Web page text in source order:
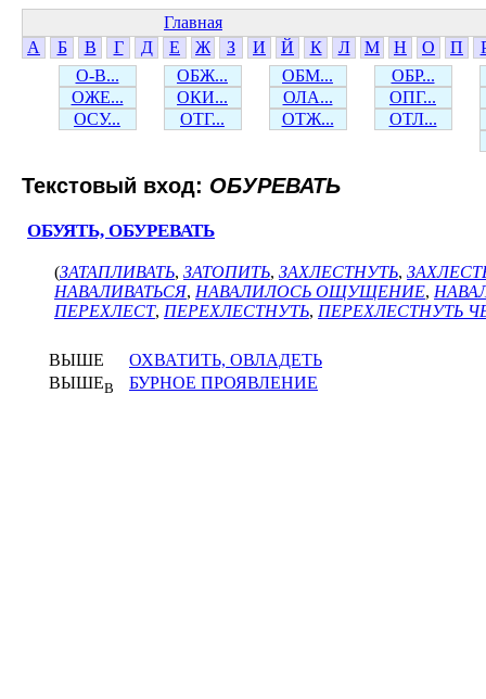
Главная
А
Б В Г Д Е Ж З И Й К Л М Н О П
О-В...
ОБЖ... ОБМ...
ОБР...
ОЖЕ...
ОКИ... ОЛА...
ОПГ...
ОСУ...
ОТГ... ОТЖ... ОТЛ...
Текстовый вход: ОБУРЕВАТЬ
ОБУЯТЬ, ОБУРЕВАТЬ
(ЗАТАПЛИВАТЬ, ЗАТОПИТЬ, ЗАХЛЕСТНУТЬ,
НАВАЛИВАТЬСЯ, НАВАЛИЛОСЬ ОЩУЩЕНИЕ,
ПЕРЕХЛЕСТ, ПЕРЕХЛЕСТНУТЬ, ПЕРЕХЛЕСТНУТЬ
ВЫШЕ
ОХВАТИТЬ, ОВЛАДЕТЬ
ВЫШЕВ БУРНОЕ ПРОЯВЛЕНИЕ